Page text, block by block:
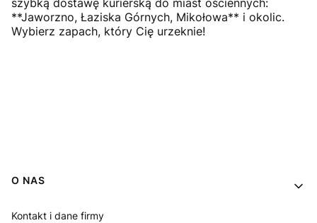
szybką dostawę kurierską do miast ościennych:
**Jaworzno, Łaziska Górnych, Mikołowa** i okolic.
Wybierz zapach, który Cię urzeknie!
Linki w stopce
O NAS
Kontakt i dane firmy